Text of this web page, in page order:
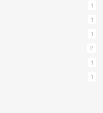
1
1
1
2
1
1